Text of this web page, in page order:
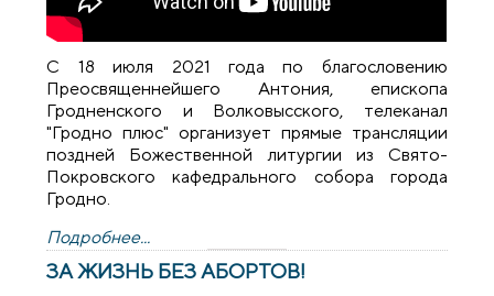
С 18 июля 2021 года по благословению
Преосвященнейшего Антония, епископа
Гродненского и Волковысского, телеканал
"Гродно плюс" организует прямые трансляции
поздней Божественной литургии из Свято-
Покровского кафедрального собора города
Гродно.
Подробнее...
ЗА ЖИЗНЬ БЕЗ АБОРТОВ!